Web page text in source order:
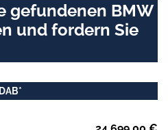
gefundenen BMW
und fordern Sie